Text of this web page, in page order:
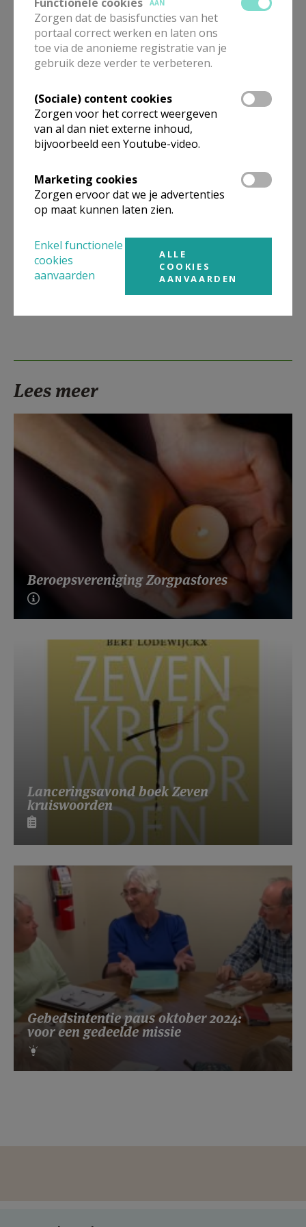
Gepubliceerd door
Meer
Deel dit artikel
Lees meer
Beroepsvereniging Zorgpastores
Lanceringsavond boek Zeven
kruiswoorden
Gebedsintentie paus oktober 2024:
voor een gedeelde missie
AAN
Zorgen dat de basisfuncties van het
portaal correct werken en laten ons
toe via de anonieme registratie van je
gebruik deze verder te verbeteren.
(Sociale) content cookies
Zorgen voor het correct weergeven
van al dan niet externe inhoud,
bijvoorbeeld een Youtube-video.
Marketing cookies
Zorgen ervoor dat we je advertenties
op maat kunnen laten zien.
Enkel functionele
cookies
aanvaarden
ALLE
COOKIES
AANVAARDEN